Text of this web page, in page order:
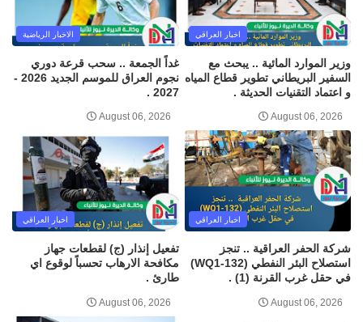
اخبار العراقي
وزير الموارد المائية .. يبحث مع
السفير البريطاني تطوير قطاع المياه
و اعتماد التقنيات الحديثة .
August 06, 2026
الاخبار الرياضية
غداً الجمعة .. سحب قرعة دوري
نجوم العراق للموسم الجديد 2026 -
2027 .
August 06, 2026
اخبار العراقي
شركة الحفر العراقية .. تنجز
استصلاح البئر النفطي (WQ1-132)
في حقل غرب القرنة (1) .
August 06, 2026
اخبار العراقي
تفعيل إنذار (ج) لقطعات جهاز
مكافحة الارهاب تحسباً لوقوع اي
طارئ .
August 06, 2026